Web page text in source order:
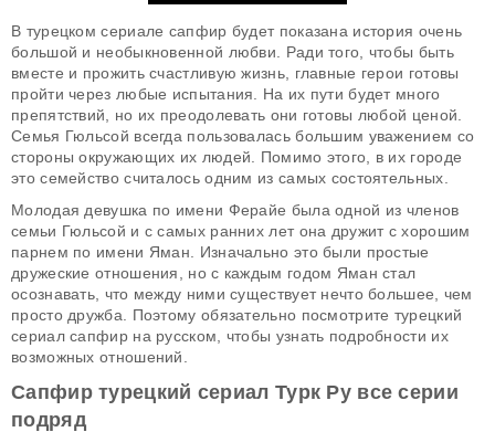
В турецком сериале cапфир будет показана история очень
большой и необыкновенной любви. Ради того, чтобы быть
вместе и прожить счастливую жизнь, главные герои готовы
пройти через любые испытания. На их пути будет много
препятствий, но их преодолевать они готовы любой ценой.
Семья Гюльсой всегда пользовалась большим уважением со
стороны окружающих их людей. Помимо этого, в их городе
это семейство считалось одним из самых состоятельных.
Молодая девушка по имени Ферайе была одной из членов
семьи Гюльсой и с самых ранних лет она дружит с хорошим
парнем по имени Яман. Изначально это были простые
дружеские отношения, но с каждым годом Яман стал
осознавать, что между ними существует нечто большее, чем
просто дружба. Поэтому обязательно посмотрите турецкий
сериал сапфир на русском, чтобы узнать подробности их
возможных отношений.
Сапфир турецкий сериал Турк Ру все серии
подряд